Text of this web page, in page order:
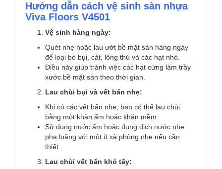
Hướng dẫn cách vệ sinh sàn nhựa
Viva Floors V4501
Vệ sinh hàng ngày:
Quét nhẹ hoặc lau ướt bề mặt sàn hàng ngày
để loại bỏ bụi, cát, lông thú và các hạt nhỏ.
Điều này giúp tránh việc các hạt cứng làm trầy
xước bề mặt sàn theo thời gian.
Lau chùi bụi và vết bẩn nhẹ:
Khi có các vết bẩn nhẹ, bạn có thể lau chùi
bằng một khăn ẩm hoặc khăn mềm.
Sử dụng nước ấm hoặc dung dịch nước nhẹ
pha loãng với một ít xà phòng nhẹ nếu cần
thiết.
Lau chùi vết bẩn khó tẩy: